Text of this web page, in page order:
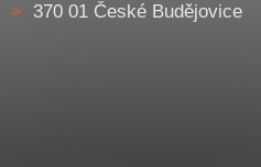
370 01 České Budějovice